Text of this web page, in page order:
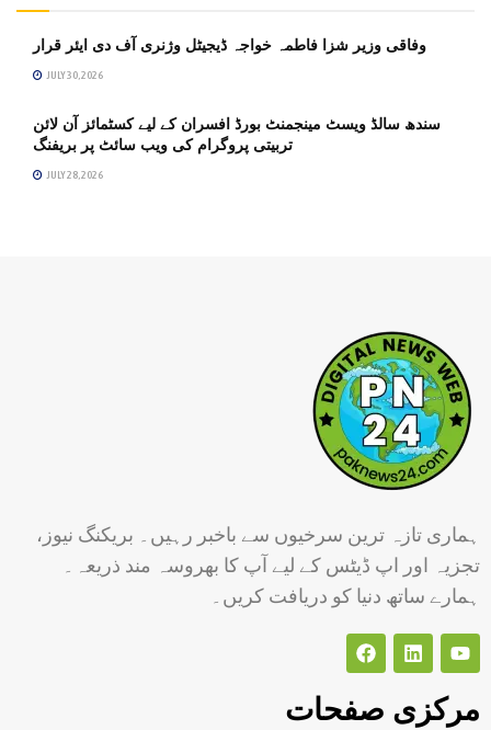
وفاقی وزیر شزا فاطمہ خواجہ ڈیجیٹل وژنری آف دی ایئر قرار
JULY 30, 2026
سندھ سالڈ ویسٹ مینجمنٹ بورڈ افسران کے لیے کسٹمائز آن لائن
تربیتی پروگرام کی ویب سائٹ پر بریفنگ
JULY 28, 2026
مرکزی صفحات
ہماری تازہ ترین سرخیوں سے باخبر رہیں۔ بریکنگ نیوز،
تجزیہ اور اپ ڈیٹس کے لیے آپ کا بھروسہ مند ذریعہ۔
ہمارے ساتھ دنیا کو دریافت کریں۔